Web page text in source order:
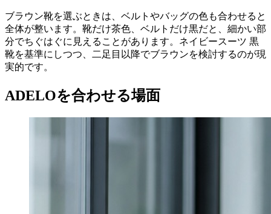
ブラウン靴を選ぶときは、ベルトやバッグの色も合わせると
全体が整います。靴だけ茶色、ベルトだけ黒だと、細かい部
分でちぐはぐに見えることがあります。ネイビースーツ 黒
靴を基準にしつつ、二足目以降でブラウンを検討するのが現
実的です。
ADELOを合わせる場面